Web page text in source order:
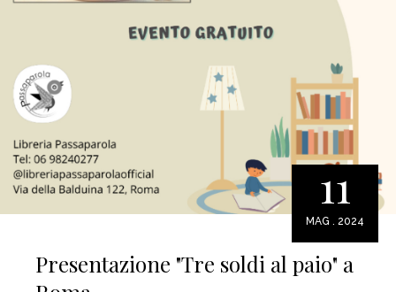
11
MAG . 2024
Presentazione "Tre soldi al paio" a